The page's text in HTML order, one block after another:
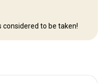
to be taken!